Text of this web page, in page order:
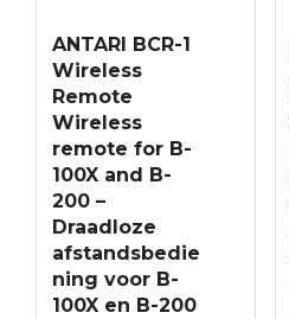
ANTARI BCR-1
Wireless
Remote
Wireless
remote for B-
100X and B-
200 –
Draadloze
afstandsbedie
ning voor B-
100X en B-200